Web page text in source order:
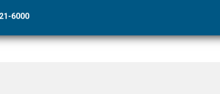
6000
Seu cantinho perto de lugares incríveis na Rota Ecológica de Milagres